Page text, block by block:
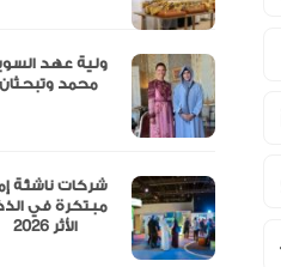
ولية عهد
شركات ناشئة
مبتكرة في